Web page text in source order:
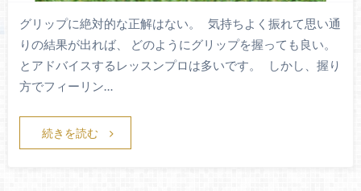
グリップに絶対的な正解はない。 気持ちよく振れて思い通
りの結果が出れば、 どのようにグリップを握っても良い。
とアドバイスするレッスンプロは多いです。 しかし、握り
方でフィーリン…
続きを読む